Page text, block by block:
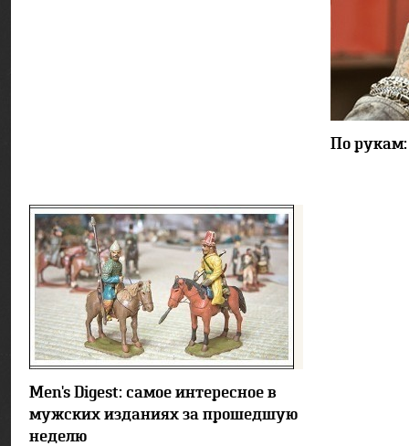
По рукам:
Men's Digest: самое интересное в
мужских изданиях за прошедшую
неделю